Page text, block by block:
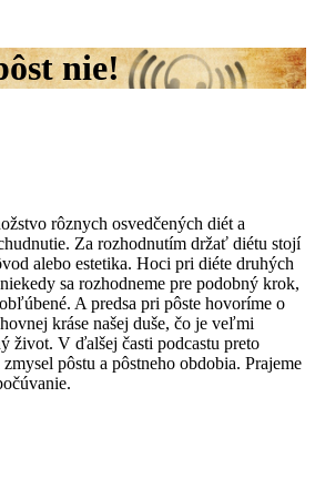
nie!
rôznych osvedčených diét a
Za rozhodnutím držať diétu stojí
alebo estetika. Hoci pri diéte druhých
sa rozhodneme pre podobný krok,
A predsa pri pôste hovoríme o
kráse našej duše, čo je veľmi
život. V ďalšej časti podcastu preto
pôstu a pôstneho obdobia. Prajeme